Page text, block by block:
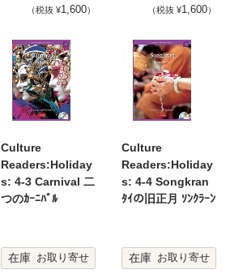
（税抜 ¥1,600） （税抜 ¥1,600）
Culture
Readers:Holiday
s: 4-3 Carnival 二
つのｶｰﾆﾊﾞﾙ
在庫 お取り寄せ
Culture
Readers:Holiday
s: 4-4 Songkran
ﾀｲの旧正月 ｿﾝｸﾗｰﾝ
在庫 お取り寄せ